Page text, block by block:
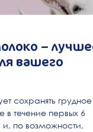
–
вашего
сохранять грудное
в течение первых 6
по возможности,